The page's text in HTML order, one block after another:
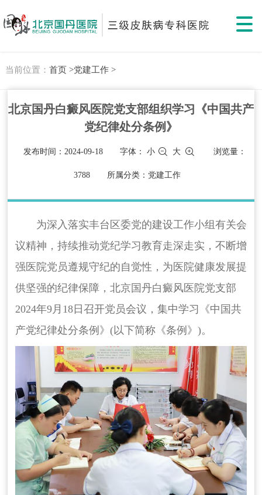
当前位置： 首页 >党建工作 >
北京国丹白癜风医院党支部组织学习《中国共产
党纪律处分条例》
发布时间：2024-09-18 字体：小 大 浏览量：
3788 所属分类：党建工作
为深入落实丰台区委党的建设工作小组有关会
议精神，持续推动党纪学习教育走深走实，不断增
强医院党员遵规守纪的自觉性，为医院健康发展提
供坚强的纪律保障，北京国丹白癜风医院党支部
2024年9月18日召开党员会议，集中学习《中国共
产党纪律处分条例》(以下简称《条例》)。